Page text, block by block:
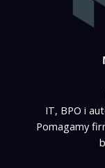
IT, BPO i
Pomagamy